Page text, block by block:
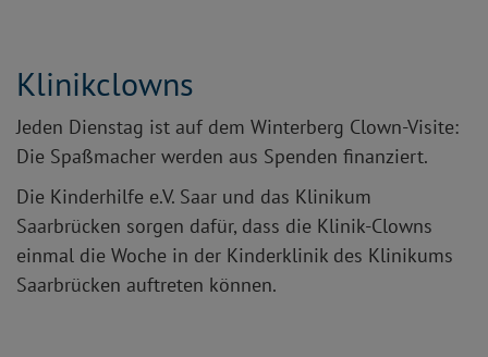
Klinikclowns
Jeden Dienstag ist auf dem Winterberg Clown-Visite:
Die Spaßmacher werden aus Spenden finanziert.
Die Kinderhilfe e.V. Saar und das Klinikum
Saarbrücken sorgen dafür, dass die Klinik-Clowns
einmal die Woche in der Kinderklinik des Klinikums
Saarbrücken auftreten können.